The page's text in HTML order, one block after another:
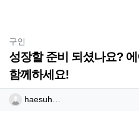
구인
성장할 준비 되셨나요?
함께하세요!
작성자 정보
haesuh…